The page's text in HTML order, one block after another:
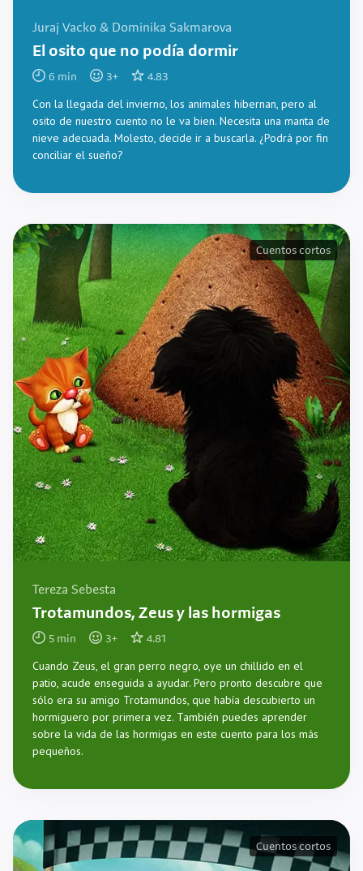
Juraj Vacko & Dominika Sakmarova
El osito que no podía dormir
6 min 3+ 4.83
Con la llegada del invierno, los animales hibernan, pero al
osito de nuestro cuento no le va bien. Necesita una manta de
nieve adecuada. Molesto, decide ir a buscarla. ¿Podrá por fin
conciliar el sueño?
Tereza Sebesta
Trotamundos, Zeus y las hormigas
5 min 3+ 4.81
Cuando Zeus, el gran perro negro, oye un chillido en el
patio, acude enseguida a ayudar. Pero pronto descubre que
sólo era su amigo Trotamundos, que había descubierto un
hormiguero por primera vez. También puedes aprender
sobre la vida de las hormigas en este cuento para los más
pequeños.
Cuentos cortos
Cuentos cortos